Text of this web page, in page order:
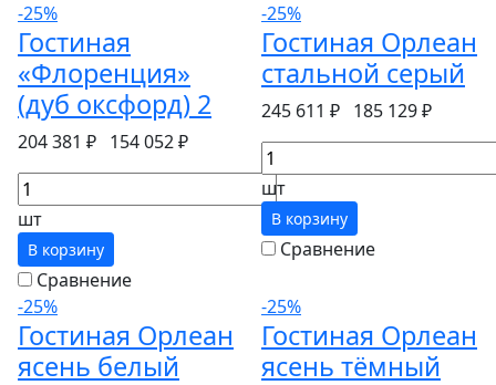
-25%
Гостиная
«Флоренция»
(дуб оксфорд) 2
204 381 ₽ 154 052 ₽
шт
В корзину
Сравнение
-25%
Гостиная Орлеан
стальной серый
245 611 ₽ 185 129 ₽
шт
В корзину
Сравнение
-25%
Гостиная Орлеан
ясень белый
-25%
Гостиная Орлеан
ясень тёмный